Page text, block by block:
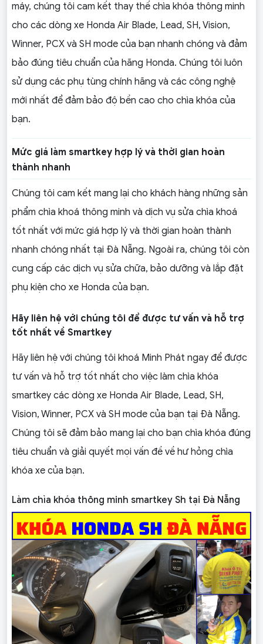
máy, chúng tôi cam kết thay thế chìa khóa thông minh
cho các dòng xe Honda Air Blade, Lead, SH, Vision,
Winner, PCX và SH mode của bạn nhanh chóng và đảm
bảo đúng tiêu chuẩn của hãng Honda. Chúng tôi luôn
sử dụng các phụ tùng chính hãng và các công nghệ
mới nhất để đảm bảo độ bền cao cho chìa khóa của
bạn.
Mức giá làm smartkey hợp lý và thời gian hoàn
thành nhanh
Chúng tôi cam kết mang lại cho khách hàng những sản
phẩm chìa khoá thông minh và dịch vụ sửa chìa khoá
tốt nhất với mức giá hợp lý và thời gian hoàn thành
nhanh chóng nhất tại Đà Nẵng. Ngoài ra, chúng tôi còn
cung cấp các dịch vụ sửa chữa, bảo dưỡng và lắp đặt
phụ kiện cho xe Honda của bạn.
Hãy liên hệ với chúng tôi để được tư vấn và hỗ trợ
tốt nhất về Smartkey
Hãy liên hệ với chúng tôi khoá Minh Phát ngay để được
tư vấn và hỗ trợ tốt nhất cho việc làm chìa khóa
smartkey các dòng xe Honda Air Blade, Lead, SH,
Vision, Winner, PCX và SH mode của bạn tại Đà Nẵng.
Chúng tôi sẽ đảm bảo mang lại cho bạn chìa khóa đúng
tiêu chuẩn và giải quyết mọi vấn đề về hư hỏng chìa
khóa xe của bạn.
Làm chìa khóa thông minh smartkey Sh tại Đà Nẵng